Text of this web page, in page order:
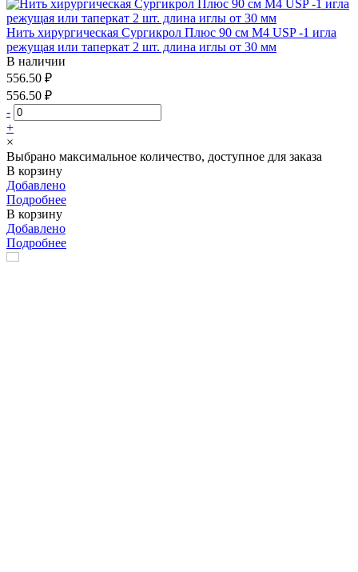
Нить хирургическая Сургикрол Плюс 90 см М4 USP -1 игла
режущая или таперкат 2 шт. длина иглы от 30 мм
В наличии
556.50 ₽
556.50 ₽
-
+
×
Выбрано максимальное количество, доступное для заказа
В корзину
Добавлено
Подробнее
В корзину
Добавлено
Подробнее